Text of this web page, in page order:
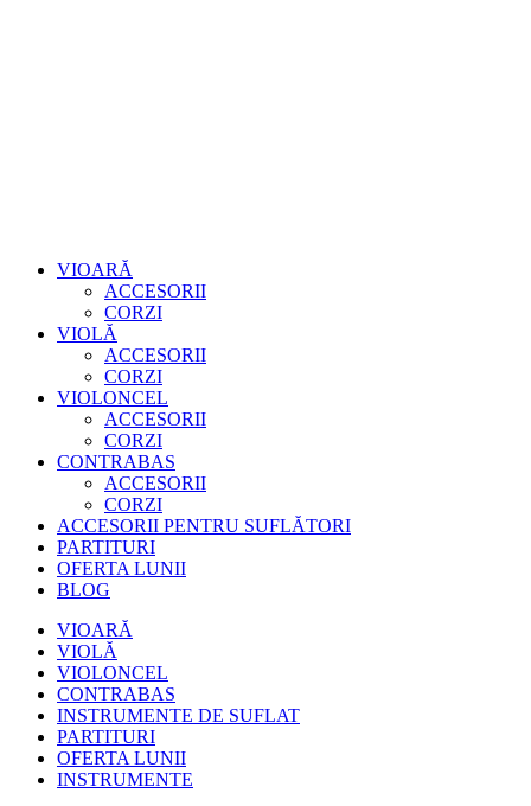
VIOARĂ
ACCESORII
CORZI
VIOLĂ
ACCESORII
CORZI
VIOLONCEL
ACCESORII
CORZI
CONTRABAS
ACCESORII
CORZI
ACCESORII PENTRU SUFLĂTORI
PARTITURI
OFERTA LUNII
BLOG
VIOARĂ
VIOLĂ
VIOLONCEL
CONTRABAS
INSTRUMENTE DE SUFLAT
PARTITURI
OFERTA LUNII
INSTRUMENTE